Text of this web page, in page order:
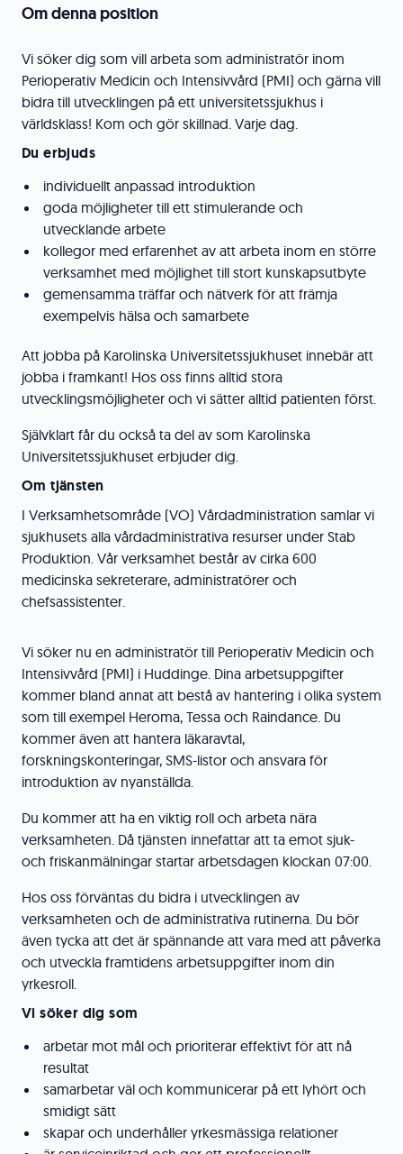
Om denna position
Vi söker dig som vill arbeta som administratör inom
Perioperativ Medicin och Intensivvård (PMI) och gärna vill
bidra till utvecklingen på ett universitetssjukhus i
världsklass! Kom och gör skillnad. Varje dag.
Du erbjuds
individuellt anpassad introduktion
goda möjligheter till ett stimulerande och
utvecklande arbete
kollegor med erfarenhet av att arbeta inom en större
verksamhet med möjlighet till stort kunskapsutbyte
gemensamma träffar och nätverk för att främja
exempelvis hälsa och samarbete
Att jobba på Karolinska Universitetssjukhuset innebär att
jobba i framkant! Hos oss finns alltid stora
utvecklingsmöjligheter och vi sätter alltid patienten först.
Självklart får du också ta del av som Karolinska
Universitetssjukhuset erbjuder dig.
Om tjänsten
I Verksamhetsområde (VO) Vårdadministration samlar vi
sjukhusets alla vårdadministrativa resurser under Stab
Produktion. Vår verksamhet består av cirka 600
medicinska sekreterare, administratörer och
chefsassistenter.
Vi söker nu en administratör till Perioperativ Medicin och
Intensivvård (PMI) i Huddinge. Dina arbetsuppgifter
kommer bland annat att bestå av hantering i olika system
som till exempel Heroma, Tessa och Raindance. Du
kommer även att hantera läkaravtal,
forskningskonteringar, SMS-listor och ansvara för
introduktion av nyanställda.
Du kommer att ha en viktig roll och arbeta nära
verksamheten. Då tjänsten innefattar att ta emot sjuk-
och friskanmälningar startar arbetsdagen klockan 07:00.
Hos oss förväntas du bidra i utvecklingen av
verksamheten och de administrativa rutinerna. Du bör
även tycka att det är spännande att vara med att påverka
och utveckla framtidens arbetsuppgifter inom din
yrkesroll.
Vi söker dig som
arbetar mot mål och prioriterar effektivt för att nå
resultat
samarbetar väl och kommunicerar på ett lyhört och
smidigt sätt
skapar och underhåller yrkesmässiga relationer